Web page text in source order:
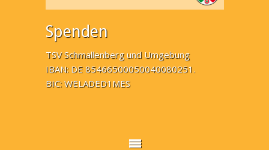
Spenden
TSV Schmallenberg und Umgebung
IBAN: DE 85466500050040080251.
BIC: WELADED1MES